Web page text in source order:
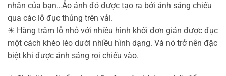
nhân của bạn…Ảo ảnh đó được tạo ra bởi ánh sáng chiếu
qua các lỗ đục thủng trên vải.
☀ Hàng trăm lỗ nhỏ với nhiều hình khối đơn giản được đục
một cách khéo léo dưới nhiều hình dạng. Và nó trở nên đặc
biệt khi được ánh sáng rọi chiếu vào.